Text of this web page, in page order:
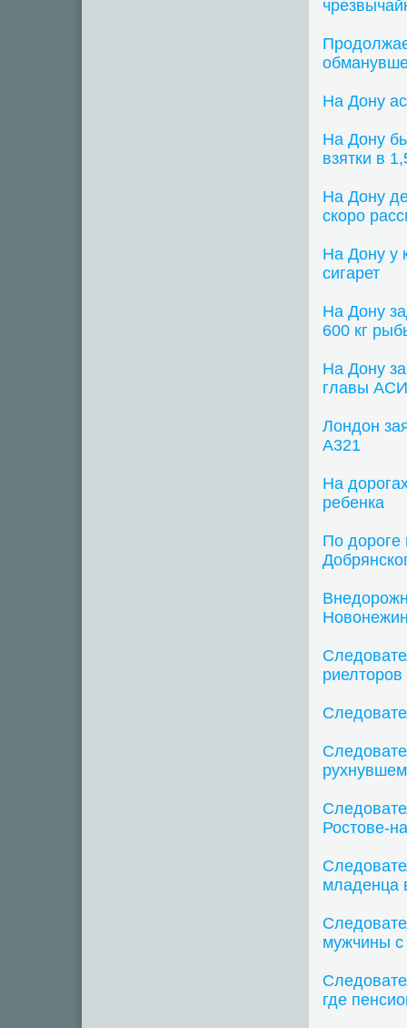
На Дону
На Дону
взятки в
На Дону
скоро
На Дону у
сигарет
На Дону
600 кг
На Дону
главы
Лондон
A321
На
ребенка
По дороге
Ростове-
младенца
мужчины с
где